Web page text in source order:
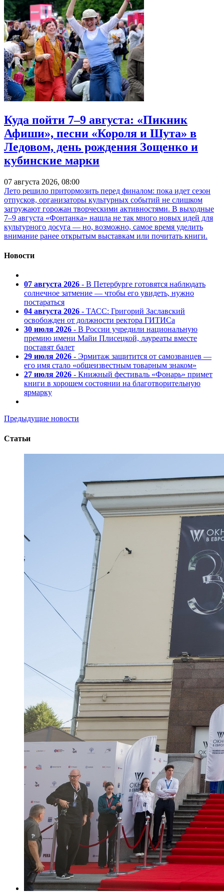
Куда пойти 7–9 августа: «Пикник
Афиши», песни «Короля и Шута» в
Ледовом, день рождения Зощенко и
кубинские марки
07 августа 2026, 08:00
Лето решило притормозить перед финалом: пока идет сезон
отпусков, организаторы культурных событий не слишком
загружают горожан творческими активностями. В выходные
7–9 августа «Фонтанка» нашла не так много новых идей для
культурного досуга — но, возможно, самое время уделить
внимание ранее открытым выставкам или почитать книги.
Новости
07 августа 2026 - В Петербурге готовятся наблюдать
солнечное затмение — чтобы его увидеть, нужно
постараться
04 августа 2026 - ТАСС: Григорий Заславский
освобожден от должности ректора ГИТИСа
30 июля 2026 - В России учредили национальную
премию имени Майи Плисецкой, лауреаты вместе
поставят балет
29 июля 2026 - Эрмитаж защитится от самозванцев —
его имя стало «общеизвестным товарным знаком»
27 июля 2026 - Книжный фестиваль «Фонарь» примет
книги в хорошем состоянии на благотворительную
ярмарку
Предыдущие новости
Статьи